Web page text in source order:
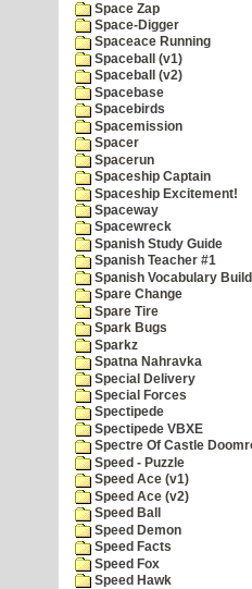
Space Zap
Space-Digger
Spaceace Running
Spaceball (v1)
Spaceball (v2)
Spacebase
Spacebirds
Spacemission
Spacer
Spacerun
Spaceship Captain
Spaceship Excitement!
Spaceway
Spacewreck
Spanish Study Guide
Spanish Teacher #1
Spanish Vocabulary
Spare Change
Spare Tire
Spark Bugs
Sparkz
Spatna Nahravka
Special Delivery
Special Forces
Spectipede
Spectipede VBXE
Spectre Of Castle
Speed - Puzzle
Speed Ace (v1)
Speed Ace (v2)
Speed Ball
Speed Demon
Speed Facts
Speed Fox
Speed Hawk